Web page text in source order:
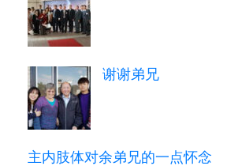
谢谢弟兄
主内肢体对余弟兄的一点怀念